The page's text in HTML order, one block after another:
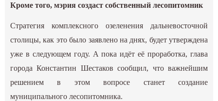
Кроме того, мэрия создаст собственный лесопитомник
Стратегия комплексного озеленения дальневосточной
столицы, как это было заявлено на днях, будет утверждена
уже в следующем году. А пока идёт её проработка, глава
города Константин Шестаков сообщил, что важнейшим
решением в этом вопросе станет создание
муниципального лесопитомника.